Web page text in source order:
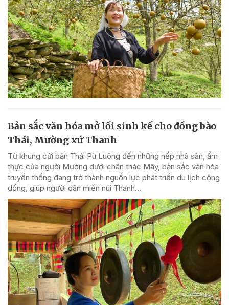
Bản sắc văn hóa mở lối sinh kế cho đồng bào
Thái, Mường xứ Thanh
Từ khung cửi bản Thái Pù Luông đến những nếp nhà sàn, ẩm
thực của người Mường dưới chân thác Mây, bản sắc văn hóa
truyền thống đang trở thành nguồn lực phát triển du lịch cộng
đồng, giúp người dân miền núi Thanh...